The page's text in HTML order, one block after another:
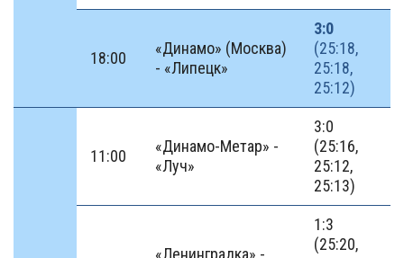
18:00
«Динамо» (Москва)
- «Липецк»
3:0
(25:18,
25:18,
25:12)
11:00
«Динамо-Метар» -
«Луч»
3:0
(25:16,
25:12,
25:13)
«Ленинградка» -
1:3
(25:20,